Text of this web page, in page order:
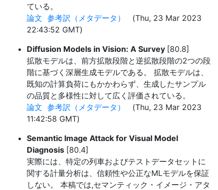
ている。
論文 参考訳（メタデータ）
(Thu, 23 Mar 2023
22:43:52 GMT)
Diffusion Models in Vision: A Survey [80.8]
拡散モデルは、前方拡散段階と逆拡散段階の2つの段
階に基づく深層生成モデルである。 拡散モデルは、
既知の計算負荷にもかかわらず、生成したサンプル
の品質と多様性に対して広く評価されている。
論文 参考訳（メタデータ）
(Thu, 23 Mar 2023
11:42:58 GMT)
Semantic Image Attack for Visual Model
Diagnosis [80.4]
実際には、特定の列車およびテストデータセットに
関する計量分析は、信頼性や公正なMLモデルを保証
しない。 本稿では,セマンティック・イメージ・アタ